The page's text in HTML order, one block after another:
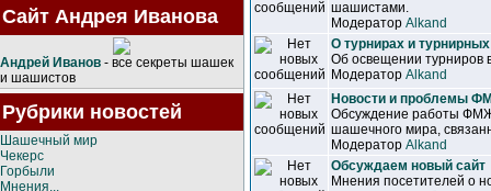
Сайт Андрея Иванова
Андрей Иванов - все секреты шашек
и шашистов
Рубрики новостей
Шашечный мир
Чекерс
Горбыли
Мнения...
шашистами.
Модератор Alkand
О турнирах и
Об освещении турниров
Модератор Alkand
Новости и проблемы
Обсуждение работы
шашечного мира,
Модератор Alkand
Обсуждаем новый сайт
Мнения посетителей о